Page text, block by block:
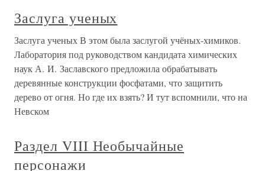
Заслуга ученых
Заслуга ученых В этом была заслугой учёных-химиков.
Лаборатория под руководством кандидата химических
наук А. И. Заславского предложила обрабатывать
деревянные конструкции фосфатами, что защитить
дерево от огня. Но где их взять? И тут вспомнили, что на
Невском
Раздел VIII Необычайные
персонажи